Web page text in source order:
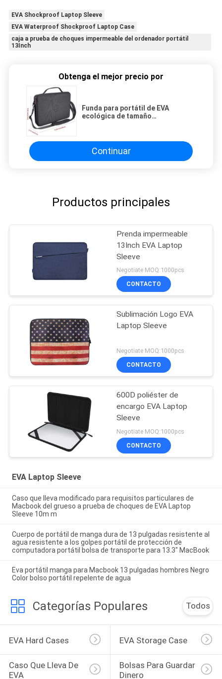
EVA Shockproof Laptop Sleeve
EVA Waterproof Shockproof Laptop Case
caja a prueba de choques impermeable del ordenador portátil
13Inch
Obtenga el mejor precio por
Funda para portátil de EVA
ecológica de tamaño
de 15 pulgadas, compatible con
MacBook Tablet
Continuar
Productos principales
Prenda impermeable
13Inch EVA Laptop
Sleeve
Negotiate MOQ:1000pcs
CONTACTO
Sublimación Logo EVA
Laptop Sleeve
Negotiate MOQ:1000pcs
CONTACTO
600D poliéster de
encargo EVA Laptop
Sleeve
Negotiate MOQ:1000pcs
CONTACTO
EVA Laptop Sleeve
Caso que lleva modificado para requisitos particulares de
Macbook del grueso a prueba de choques de EVA Laptop
Sleeve 10m m
Cuerpo de portátil de manga dura de 13 pulgadas resistente al
agua resistente a los golpes portátil de protección de
computadora portátil bolsa de transporte para 13.3" MacBook
Eva portátil manga para Macbook 13 pulgadas hombres Negro
Color bolso portátil repelente de agua
Categorías Populares Todos
EVA Hard Cases EVA Storage Case
Caso Que Lleva De
EVA
Bolsas Para Guardar
Dinero